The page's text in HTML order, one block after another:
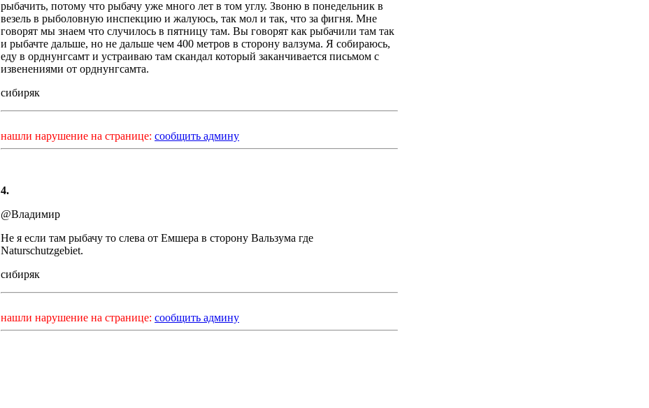
рыбачить, потому что рыбачу уже много лет в том углу. Звоню в понедельник в
везель в рыболовную инспекцию и жалуюсь, так мол и так, что за фигня. Мне
говорят мы знаем что случилось в пятницу там. Вы говорят как рыбачили там так
и рыбачте дальше, но не дальше чем 400 метров в сторону валзума. Я собираюсь,
еду в орднунгсамт и устраиваю там скандал который заканчивается письмом с
извенениями от орднунгсамта.
сибиряк
нашли нарушение на странице: сообщить админу
4.
@Владимир
Не я если там рыбачу то слева от Емшера в сторону Вальзума где
Naturschutzgebiet.
сибиряк
нашли нарушение на странице: сообщить админу